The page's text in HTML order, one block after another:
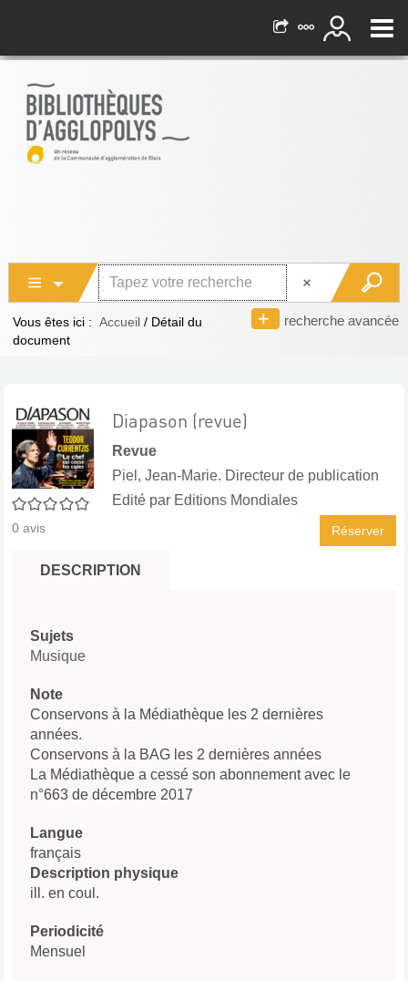
recherche avancée
Vous êtes ici : Accueil / Détail du
document
0/5
0 avis
Diapason (revue)
Revue
Piel, Jean-Marie. Directeur de publication
Edité par Editions Mondiales
Réserver
DESCRIPTION
Sujets
Musique
Note
Conservons à la Médiathèque les 2 dernières
années.
Conservons à la BAG les 2 dernières années
La Médiathèque a cessé son abonnement avec le
n°663 de décembre 2017
Langue
français
Description physique
ill. en coul.
Periodicité
Mensuel